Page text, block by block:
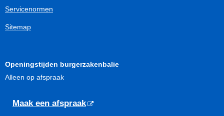
Servicenormen
Sitemap
Openingstijden burgerzakenbalie
Alleen op afspraak
Maak een afspraak